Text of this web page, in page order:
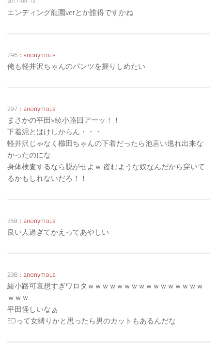
エンディング龍園verとか誰得ですかね
296： anonymous
俺も軽井沢ちゃんのパンツを握りしめたい
297： anonymous
まさかの平田×綾小路回アーッ！！
下着泥とはけしからん・・・
軽井沢じゃなく櫛田ちゃんの下着だったら池言い逃れ出来な
かったのにな
身体検査するなら脱がせよｗ 盗むような奴なんだから穿いて
るかもしれないだろ！！
359： anonymous
良い人過ぎてかえってあやしい
298： anonymous
綾小路可哀想すぎワロタｗｗｗｗｗｗｗｗｗｗｗｗｗｗｗｗ
ｗｗｗ
平田怪しいなぁ
EDって女縛りかと思ったら男のカットもあるんだな